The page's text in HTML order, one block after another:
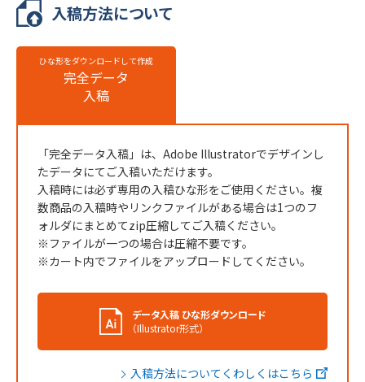
のし
不可
三菱鉛筆 ジェットストリーム 白軸 0.5mm
の名入れ仕様
名入れ箇所
側面
名入れ色
フルカラー
版代
販売価格（本体代＋印刷代）に含む
※ 再注文の際、仕上がりには商品の個体差や名入れ位置・色に若干の差が
生じる場合がございます。
入稿方法について
ひな形をダウンロードして作成
完全データ
入稿
「完全データ入稿」は、Adobe Illustratorでデザインし
たデータにてご入稿いただけます。
入稿時には必ず専用の入稿ひな形をご使用ください。複
数商品の入稿時やリンクファイルがある場合は1つのフ
ォルダにまとめてzip圧縮してご入稿ください。
※ファイルが一つの場合は圧縮不要です。
※カート内でファイルをアップロードしてください。
データ入稿 ひな形ダウンロード
（Illustrator形式）
入稿方法についてくわしくはこちら